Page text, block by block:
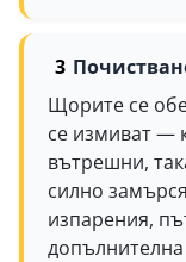
Щорите се
се измиват —
вътрешни,
силно
изпарения,